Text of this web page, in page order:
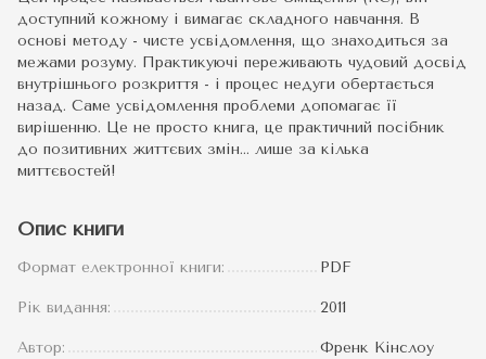
доступний кожному і вимагає складного навчання. В
основі методу - чисте усвідомлення, що знаходиться за
межами розуму. Практикуючі переживають чудовий досвід
внутрішнього розкриття - і процес недуги обертається
назад. Саме усвідомлення проблеми допомагає її
вирішенню. Це не просто книга, це практичний посібник
до позитивних життєвих змін… лише за кілька
миттєвостей!
Опис книги
Формат електронної книги: PDF
Рік видання: 2011
Автор: Френк Кінслоу